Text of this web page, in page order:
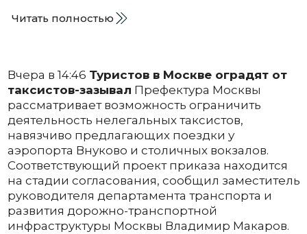
Читать полностью
Вчера в 14:46 Туристов в Москве оградят от
таксистов-зазывал Префектура Москвы
рассматривает возможность ограничить
деятельность нелегальных таксистов,
навязчиво предлагающих поездки у
аэропорта Внуково и столичных вокзалов.
Соответствующий проект приказа находится
на стадии согласования, сообщил заместитель
руководителя департамента транспорта и
развития дорожно-транспортной
инфраструктуры Москвы Владимир Макаров.